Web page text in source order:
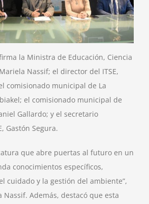
la Ministra de Educación, Ciencia
Nassif; el director del ITSE,
comisionado municipal de La
el comisionado municipal de
Gallardo; y el secretario
Gastón Segura.
que abre puertas al futuro en un
conocimientos específicos,
cuidado y la gestión del ambiente”,
Además, destacó que esta